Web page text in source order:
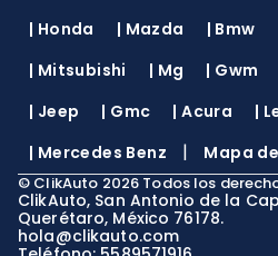
| Honda | Mazda | Bmw
| Mitsubishi | Mg | Gwm
| Jeep | Gmc |Acura |
| Mercedes Benz | Mapa
© ClikAuto 2026 Todos los
ClikAuto, San Antonio de la
Querétaro, México 76178.
hola@clikauto.com